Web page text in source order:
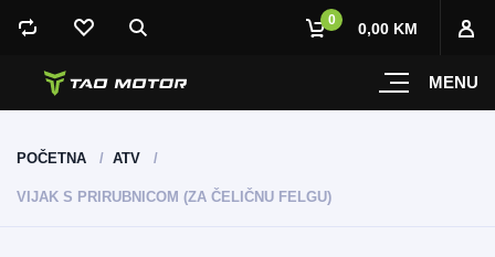
MENU
0 0,00 KM
POČETNA ATV
VIJAK S PRIRUBNICOM (ZA ČELIČNU FELGU)